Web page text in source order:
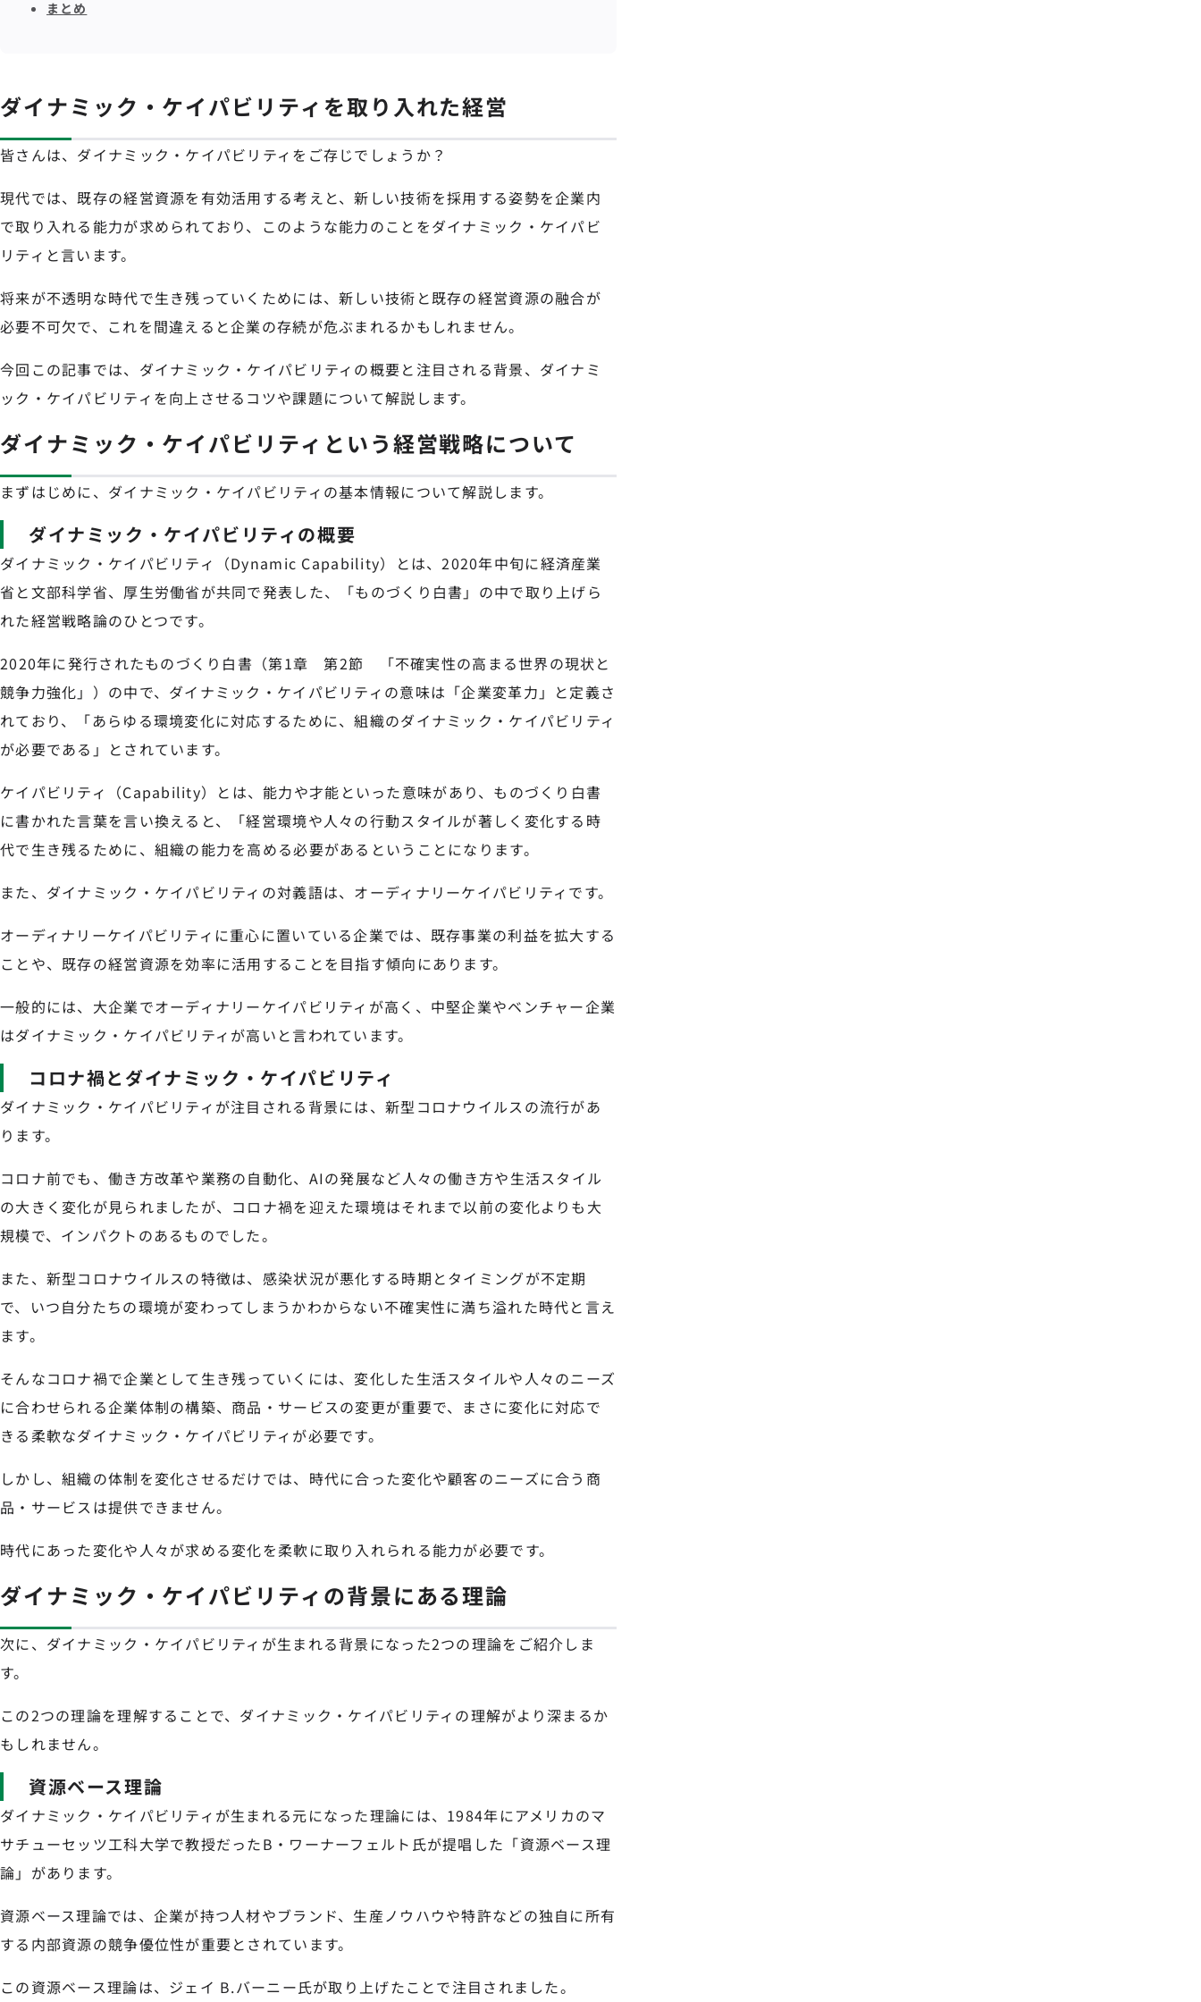
まとめ
ダイナミック・ケイパビリティを取り入れた経営
皆さんは、ダイナミック・ケイパビリティをご存じでしょうか？
現代では、既存の経営資源を有効活用する考えと、新しい技術を採用する姿勢を企業内
で取り入れる能力が求められており、このような能力のことをダイナミック・ケイパビ
リティと言います。
将来が不透明な時代で生き残っていくためには、新しい技術と既存の経営資源の融合が
必要不可欠で、これを間違えると企業の存続が危ぶまれるかもしれません。
今回この記事では、ダイナミック・ケイパビリティの概要と注目される背景、ダイナミ
ック・ケイパビリティを向上させるコツや課題について解説します。
ダイナミック・ケイパビリティという経営戦略について
まずはじめに、ダイナミック・ケイパビリティの基本情報について解説します。
ダイナミック・ケイパビリティの概要
ダイナミック・ケイパビリティ（Dynamic Capability）とは、2020年中旬に経済産業
省と文部科学省、厚生労働省が共同で発表した、「ものづくり白書」の中で取り上げら
れた経営戦略論のひとつです。
2020年に発行されたものづくり白書（第1章 第2節 「不確実性の高まる世界の現状と
競争力強化」）の中で、ダイナミック・ケイパビリティの意味は「企業変革力」と定義さ
れており、「あらゆる環境変化に対応するために、組織のダイナミック・ケイパビリティ
が必要である」とされています。
ケイパビリティ（Capability）とは、能力や才能といった意味があり、ものづくり白書
に書かれた言葉を言い換えると、「経営環境や人々の行動スタイルが著しく変化する時
代で生き残るために、組織の能力を高める必要があるということになります。
また、ダイナミック・ケイパビリティの対義語は、オーディナリーケイパビリティです。
オーディナリーケイパビリティに重心に置いている企業では、既存事業の利益を拡大する
ことや、既存の経営資源を効率に活用することを目指す傾向にあります。
一般的には、大企業でオーディナリーケイパビリティが高く、中堅企業やベンチャー企業
はダイナミック・ケイパビリティが高いと言われています。
コロナ禍とダイナミック・ケイパビリティ
ダイナミック・ケイパビリティが注目される背景には、新型コロナウイルスの流行があ
ります。
コロナ前でも、働き方改革や業務の自動化、AIの発展など人々の働き方や生活スタイル
の大きく変化が見られましたが、コロナ禍を迎えた環境はそれまで以前の変化よりも大
規模で、インパクトのあるものでした。
また、新型コロナウイルスの特徴は、感染状況が悪化する時期とタイミングが不定期
で、いつ自分たちの環境が変わってしまうかわからない不確実性に満ち溢れた時代と言え
ます。
そんなコロナ禍で企業として生き残っていくには、変化した生活スタイルや人々のニーズ
に合わせられる企業体制の構築、商品・サービスの変更が重要で、まさに変化に対応で
きる柔軟なダイナミック・ケイパビリティが必要です。
しかし、組織の体制を変化させるだけでは、時代に合った変化や顧客のニーズに合う商
品・サービスは提供できません。
時代にあった変化や人々が求める変化を柔軟に取り入れられる能力が必要です。
ダイナミック・ケイパビリティの背景にある理論
次に、ダイナミック・ケイパビリティが生まれる背景になった2つの理論をご紹介しま
す。
この2つの理論を理解することで、ダイナミック・ケイパビリティの理解がより深まるか
もしれません。
資源ベース理論
ダイナミック・ケイパビリティが生まれる元になった理論には、1984年にアメリカのマ
サチューセッツ工科大学で教授だったB・ワーナーフェルト氏が提唱した「資源ベース理
論」があります。
資源ベース理論では、企業が持つ人材やブランド、生産ノウハウや特許などの独自に所有
する内部資源の競争優位性が重要とされています。
この資源ベース理論は、ジェイ B.バーニー氏が取り上げたことで注目されました。